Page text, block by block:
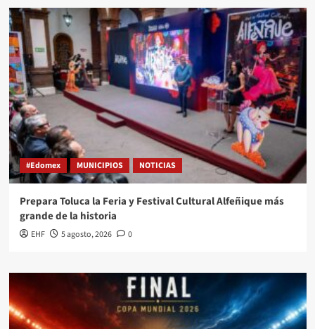
#Edomex MUNICIPIOS NOTICIAS
Prepara Toluca la Feria y Festival Cultural Alfeñique más
grande de la historia
EHF 5 agosto, 2026 0